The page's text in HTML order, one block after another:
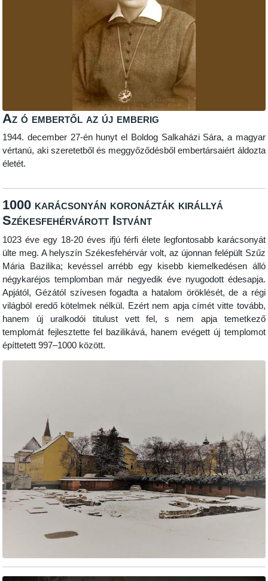
Az ó embertől az új emberig
1944. december 27-én hunyt el Boldog Salkaházi Sára, a magyar
vértanú, aki szeretetből és meggyőződésből embertársaiért áldozta
életét.
1000 karácsonyán koronázták királlyá
Székesfehérvárott Istvánt
1023 éve egy 18-20 éves ifjú férfi élete legfontosabb karácsonyát
ülte meg. A helyszín Székesfehérvár volt, az újonnan felépült Szűz
Mária Bazilika; kevéssel arrébb egy kisebb kiemelkedésen álló
négykaréjos templomban már negyedik éve nyugodott édesapja.
Apjától, Gézától szívesen fogadta a hatalom öröklését, de a régi
világból eredő kötelmek nélkül. Ezért nem apja címét vitte tovább,
hanem új uralkodói titulust vett fel, s nem apja temetkező
templomát fejlesztette fel bazilikává, hanem evégett új templomot
építtetett 997–1000 között.